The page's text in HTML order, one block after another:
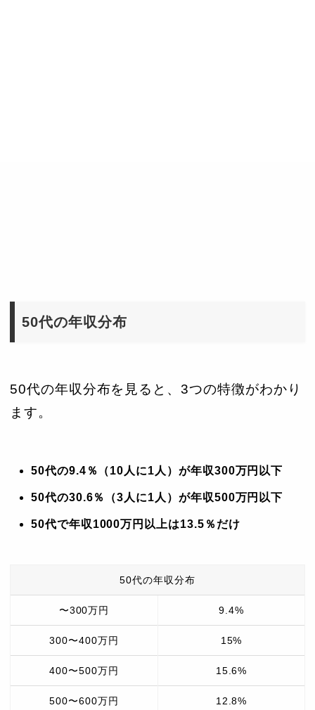
50代の年収分布
50代の年収分布を見ると、3つの特徴がわかり
ます。
50代の9.4％（10人に1人）が年収300万円以下
50代の30.6％（3人に1人）が年収500万円以下
50代で年収1000万円以上は13.5％だけ
50代の年収分布
〜300万円 9.4%
300〜400万円 15%
400〜500万円 15.6%
500〜600万円 12.8%